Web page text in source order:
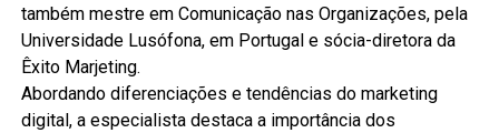
também mestre em Comunicação nas Organizações, pela
Universidade Lusófona, em Portugal e sócia-diretora da
Êxito Marjeting.
Abordando diferenciações e tendências do marketing
digital, a especialista destaca a importância dos